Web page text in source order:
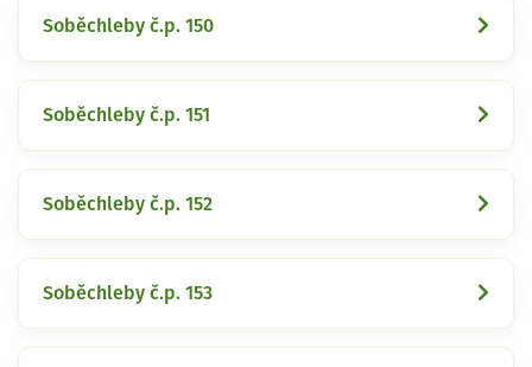
Soběchleby č.p. 150
Soběchleby č.p. 151
Soběchleby č.p. 152
Soběchleby č.p. 153